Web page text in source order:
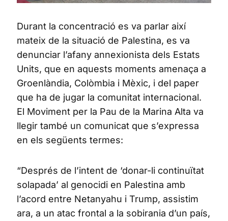
Durant la concentració es va parlar així
mateix de la situació de Palestina, es va
denunciar l’afany annexionista dels Estats
Units, que en aquests moments amenaça a
Groenlàndia, Colòmbia i Mèxic, i del paper
que ha de jugar la comunitat internacional.
El Moviment per la Pau de la Marina Alta va
llegir també un comunicat que s’expressa
en els següents termes:
“Després de l’intent de ‘donar-li continuïtat
solapada’ al genocidi en Palestina amb
l’acord entre Netanyahu i Trump, assistim
ara, a un atac frontal a la sobirania d’un país,